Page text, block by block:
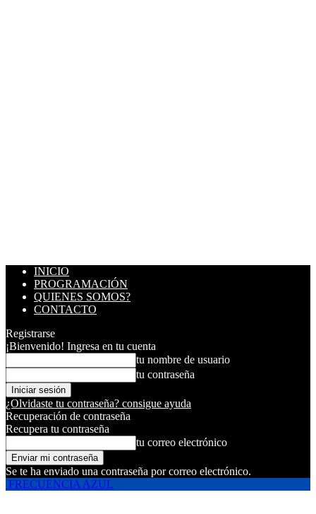
INICIO
PROGRAMACIÓN
QUIENES SOMOS?
CONTACTO
Registrarse
¡Bienvenido! Ingresa en tu cuenta
tu nombre de usuario
tu contraseña
¿Olvidaste tu contraseña? consigue ayuda
Recuperación de contraseña
Recupera tu contraseña
tu correo electrónico
Se te ha enviado una contraseña por correo electrónico.
FRECUENCIA AZUL